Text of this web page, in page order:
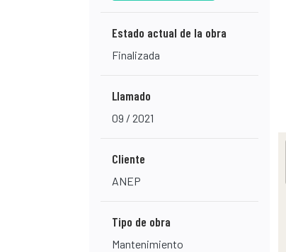
Estado actual de la obra
Finalizada
Llamado
09 / 2021
Cliente
ANEP
Tipo de obra
Mantenimiento